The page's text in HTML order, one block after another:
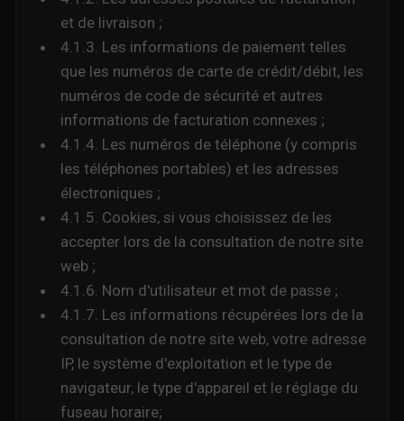
et de livraison ;
4.1.3. Les informations de paiement telles
que les numéros de carte de crédit/débit, les
numéros de code de sécurité et autres
informations de facturation connexes ;
4.1.4. Les numéros de téléphone (y compris
les téléphones portables) et les adresses
électroniques ;
4.1.5. Cookies, si vous choisissez de les
accepter lors de la consultation de notre site
web ;
4.1.6. Nom d'utilisateur et mot de passe ;
4.1.7. Les informations récupérées lors de la
consultation de notre site web, votre adresse
IP, le système d'exploitation et le type de
navigateur, le type d'appareil et le réglage du
fuseau horaire;